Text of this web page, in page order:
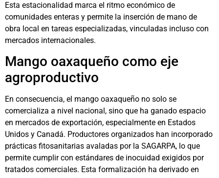
Esta estacionalidad marca el ritmo económico de
comunidades enteras y permite la inserción de mano de
obra local en tareas especializadas, vinculadas incluso con
mercados internacionales.
Mango oaxaqueño como eje
agroproductivo
En consecuencia, el mango oaxaqueño no solo se
comercializa a nivel nacional, sino que ha ganado espacio
en mercados de exportación, especialmente en Estados
Unidos y Canadá. Productores organizados han incorporado
prácticas fitosanitarias avaladas por la SAGARPA, lo que
permite cumplir con estándares de inocuidad exigidos por
tratados comerciales. Esta formalización ha derivado en